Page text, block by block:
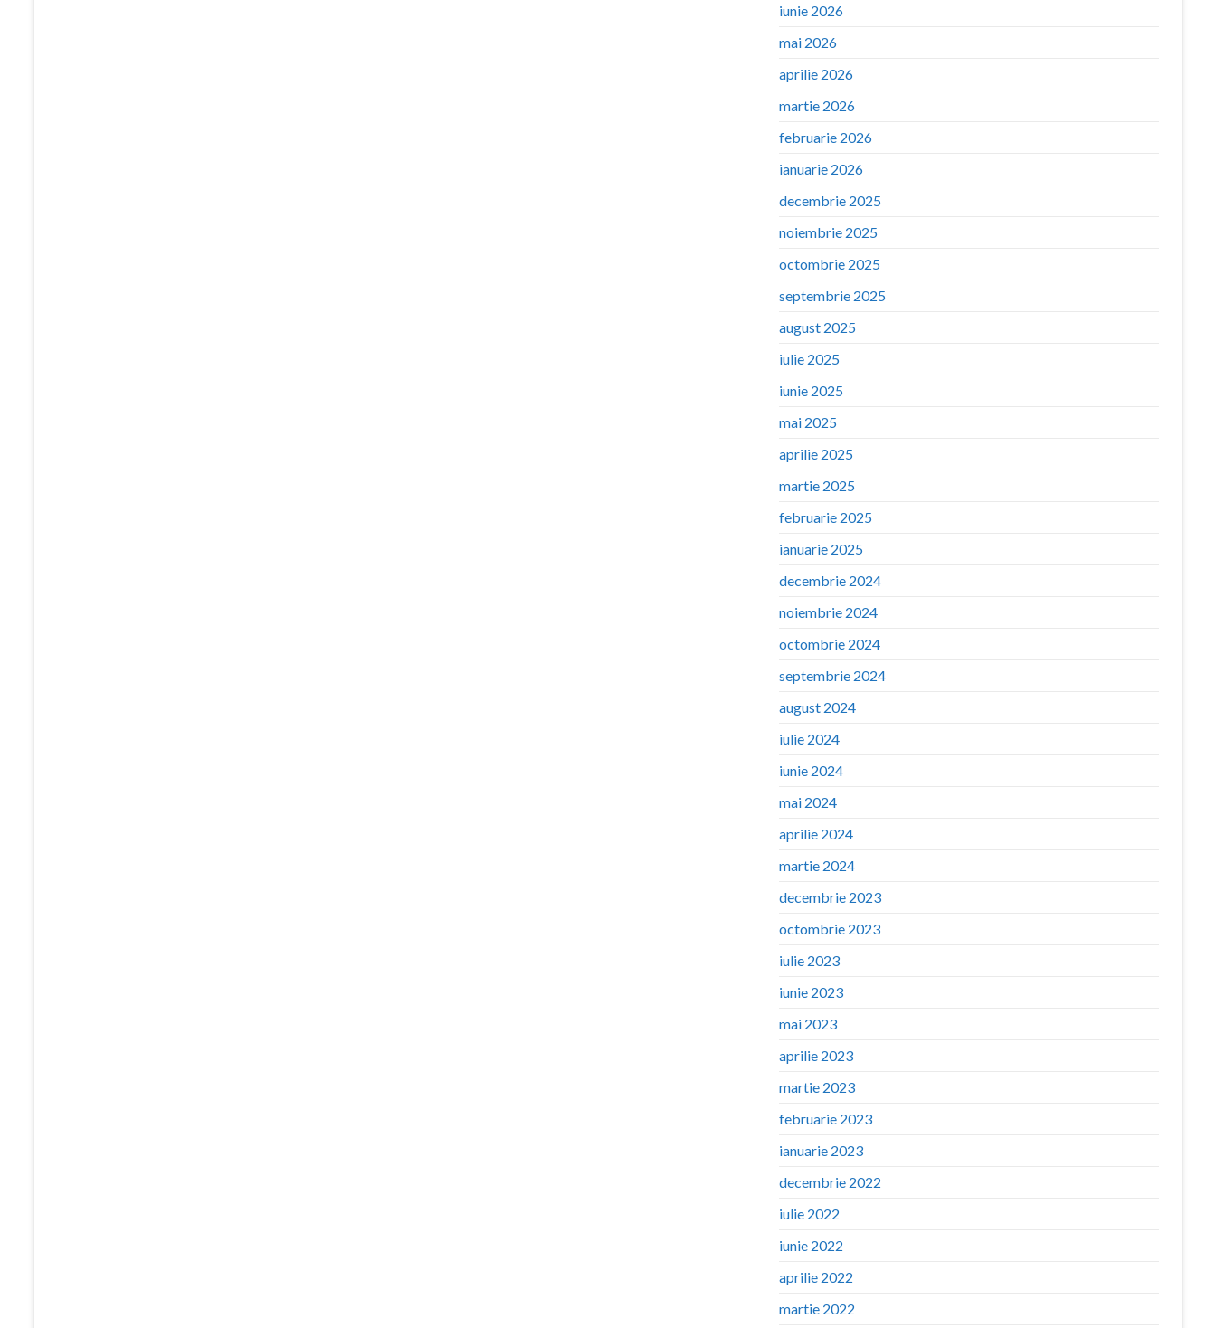
iunie 2026
mai 2026
aprilie 2026
martie 2026
februarie 2026
ianuarie 2026
decembrie 2025
noiembrie 2025
octombrie 2025
septembrie 2025
august 2025
iulie 2025
iunie 2025
mai 2025
aprilie 2025
martie 2025
februarie 2025
ianuarie 2025
decembrie 2024
noiembrie 2024
octombrie 2024
septembrie 2024
august 2024
iulie 2024
iunie 2024
mai 2024
aprilie 2024
martie 2024
decembrie 2023
octombrie 2023
iulie 2023
iunie 2023
mai 2023
aprilie 2023
martie 2023
februarie 2023
ianuarie 2023
decembrie 2022
iulie 2022
iunie 2022
aprilie 2022
martie 2022